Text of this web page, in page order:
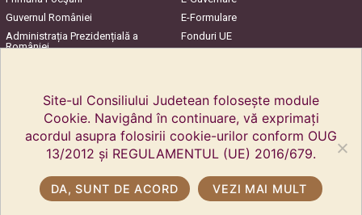
Guvernul României
E-Formulare
Administrația Prezidențială a
României
Fonduri UE
Site-ul Consiliului Judetean folosește module
Cookie. Navigând în continuare, vă exprimați
acordul asupra folosirii cookie-urilor conform OUG
13/2012 și REGULAMENTUL (UE) 2016/679.
DA, SUNT DE ACORD VEZI MAI MULT